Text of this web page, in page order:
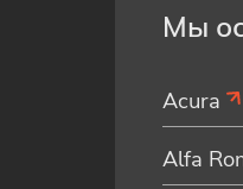
Мы
Acura
Alfa